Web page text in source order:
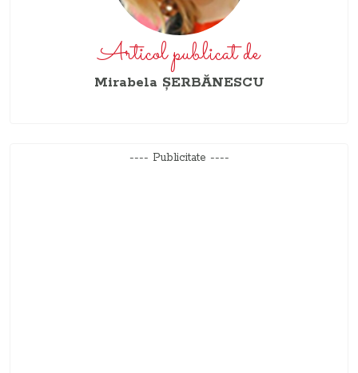
Articol publicat de
Mirabela ŞERBĂNESCU
---- Publicitate ----